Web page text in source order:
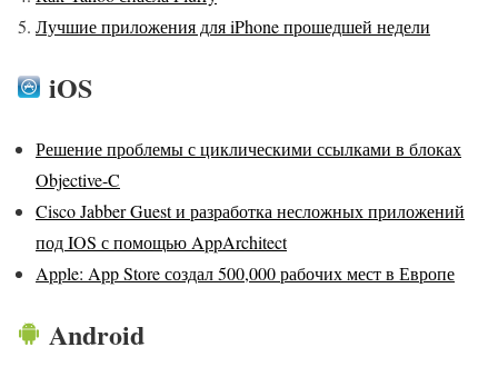
Лучшие приложения для iPhone прошедшей недели
iOS
Решение проблемы с циклическими ссылками в блоках
Objective-C
Cisco Jabber Guest и разработка несложных приложений
под IOS с помощью AppArchitect
Apple: App Store создал 500,000 рабочих мест в Европе
Android